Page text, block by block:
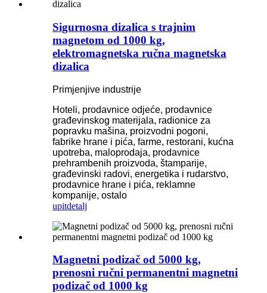
Sigurnosna dizalica s trajnim
magnetom od 1000 kg,
elektromagnetska ručna magnetska
dizalica
Primjenjive industrije
Hoteli, prodavnice odjeće, prodavnice
građevinskog materijala, radionice za
popravku mašina, proizvodni pogoni,
fabrike hrane i pića, farme, restorani, kućna
upotreba, maloprodaja, prodavnice
prehrambenih proizvoda, štamparije,
građevinski radovi, energetika i rudarstvo,
prodavnice hrane i pića, reklamne
kompanije, ostalo
upitdetalj
Magnetni podizač od 5000 kg,
prenosni ručni permanentni magnetni
podizač od 1000 kg